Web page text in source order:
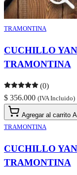
TRAMONTINA
CUCHILLO
TRAMONTINA
(0)
$ 356.000 (IVA Incluido)
Agregar al carrito
TRAMONTINA
CUCHILLO
TRAMONTINA